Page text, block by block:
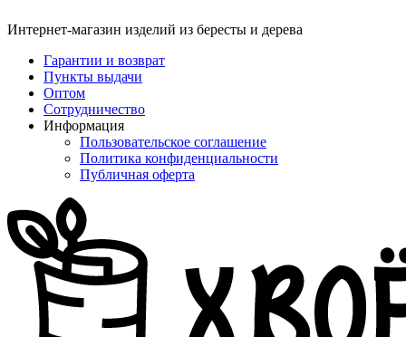
Интернет-магазин изделий из бересты и дерева
Гарантии и возврат
Пункты выдачи
Оптом
Сотрудничество
Информация
Пользовательское соглашение
Политика конфиденциальности
Публичная оферта